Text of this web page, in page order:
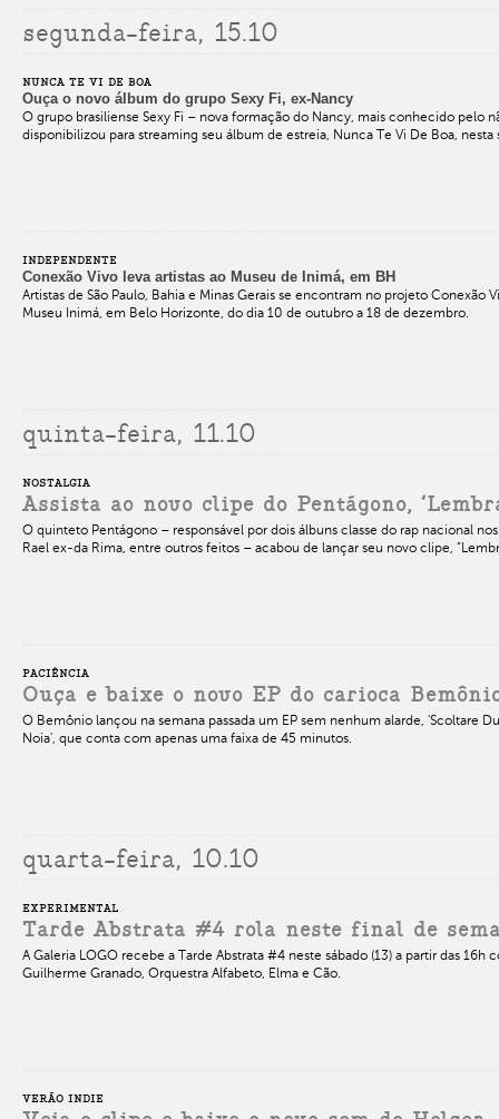
segunda-feira, 15.10
NUNCA TE VI DE BOA
Ouça o novo álbum do grupo Sexy Fi, ex-Nancy
O grupo brasiliense Sexy Fi – nova formação do Nancy, mais conhecido pelo
disponibilizou para streaming seu álbum de estreia, Nunca Te Vi De Boa, nesta
INDEPENDENTE
Conexão Vivo leva artistas ao Museu de Inimá, em BH
Artistas de São Paulo, Bahia e Minas Gerais se encontram no projeto Conexão
Museu Inimá, em Belo Horizonte, do dia 10 de outubro a 18 de dezembro.
quinta-feira, 11.10
NOSTALGIA
Assista ao novo clipe do Pentágono,
O quinteto Pentágono – responsável por dois álbuns classe do rap nacional
Rael ex-da Rima, entre outros feitos – acabou de lançar seu novo clipe,
PACIÊNCIA
Ouça e baixe o novo EP do carioca
O Bemônio lançou na semana passada um EP sem nenhum alarde, 'Scoltare
Noia', que conta com apenas uma faixa de 45 minutos.
quarta-feira, 10.10
EXPERIMENTAL
Tarde Abstrata #4 rola neste final de
A Galeria LOGO recebe a Tarde Abstrata #4 neste sábado (13) a partir das 16h
Guilherme Granado, Orquestra Alfabeto, Elma e Cão.
VERÃO INDIE